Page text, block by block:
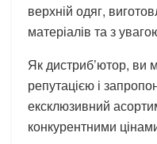
верхній одяг,
матеріалів та з
Як дистриб’ютор, ви
репутацією і
ексклюзивний
конкурентними